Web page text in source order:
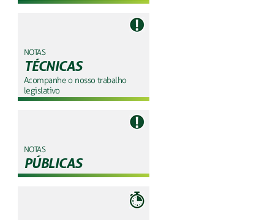
NOTAS
TÉCNICAS
Acompanhe o nosso trabalho
legislativo
NOTAS
PÚBLICAS